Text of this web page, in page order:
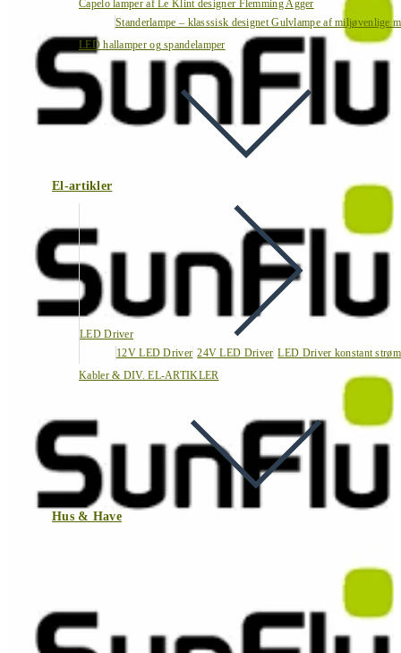
Capelo lamper af Le Klint designer Flemming Agger
Standerlampe – klasssisk designet Gulvlampe af miljøvenlige
LED hallamper og spandelamper
El-artikler
LED Driver
12V LED Driver 24V LED Driver LED Driver konstant strøm
Kabler & DIV. EL-ARTIKLER
Hus & Have